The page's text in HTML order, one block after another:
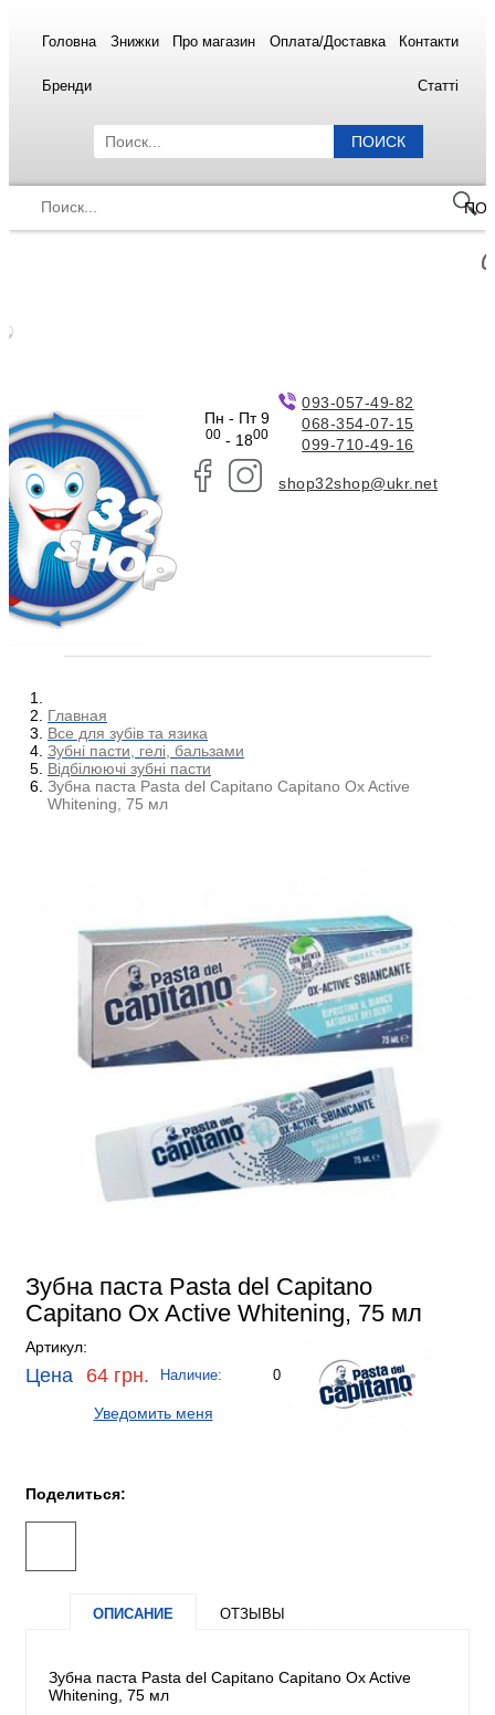
Головна Знижки Про магазин Оплата/Доставка Контакти
Бренди Статті
ПОИСК
Пн - Пт 9
00- 1800
093-057-49-82
068-354-07-15
099-710-49-16
shop32shop@ukr.net
Главная
Все для зубів та язика
Зубні пасти, гелі, бальзами
Відбілюючі зубні пасти
Зубна паста Pasta del Capitano Capitano Ox Active
Whitening, 75 мл
Зубна паста Pasta del Capitano
Capitano Ox Active Whitening, 75 мл
Артикул:
Цена 64 грн. Наличие: 0
Уведомить меня
Поделиться:
ОПИСАНИЕ ОТЗЫВЫ
Зубна паста Pasta del Capitano Capitano Ox Active
Whitening, 75 мл